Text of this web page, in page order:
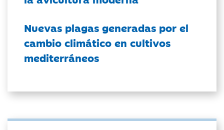
Nuevas plagas generadas por el
cambio climático en cultivos
mediterráneos